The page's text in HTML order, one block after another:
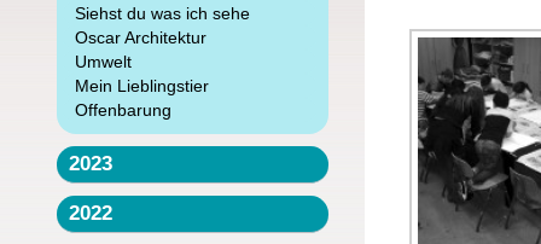
Siehst du was ich sehe
Oscar Architektur
Umwelt
Mein Lieblingstier
Offenbarung
2023
2022